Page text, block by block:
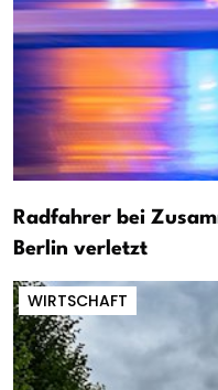
Radfahrer bei
Berlin verletzt
WIRTSCHAFT